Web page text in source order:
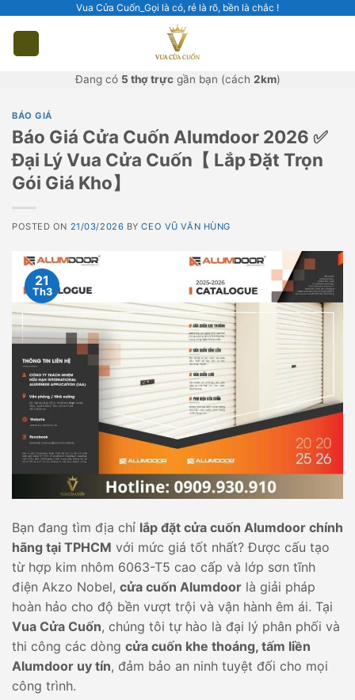
Vua Cửa Cuốn_Gọi là có, rẻ là rõ, bền là chắc !
Đang có 5 thợ trựcgần bạn (cách 2km)
BÁO GIÁ
Báo Giá Cửa Cuốn Alumdoor 2026 ✅
Đại Lý Vua Cửa Cuốn【 Lắp Đặt Trọn
Gói Giá Kho】
POSTED ON 21/03/2026 BYCEO VŨ VĂN HÙNG
21
Th3
Bạn đang tìm địa chỉ lắp đặt cửa cuốn Alumdoor chính
hãng tại TPHCM với mức giá tốt nhất? Được cấu tạo
từ hợp kim nhôm 6063-T5 cao cấp và lớp sơn tĩnh
điện Akzo Nobel, cửa cuốn Alumdoor là giải pháp
hoàn hảo cho độ bền vượt trội và vận hành êm ái. Tại
Vua Cửa Cuốn, chúng tôi tự hào là đại lý phân phối và
thi công các dòng cửa cuốn khe thoáng, tấm liền
Alumdoor uy tín, đảm bảo an ninh tuyệt đối cho mọi
công trình.